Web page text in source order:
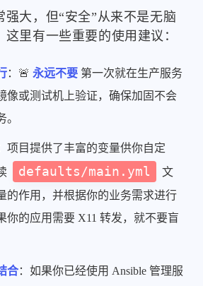
强大，但“安全”从来不是无脑
里有一些重要的使用建议：
：🚨 永远不要 第一次就在生产服务
像或测试机上验证，确保加固不会
。
项目提供了丰富的变量供你自定
defaults/main.yml
文
的作用，并根据你的业务需求进行
你的应用需要 X11 转发，就不要盲
合：如果你已经使用 Ansible 管理服